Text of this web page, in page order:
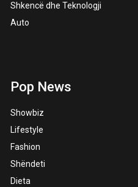
Shkencë dhe Teknologji
Auto
Pop News
Showbiz
Lifestyle
Fashion
Shëndeti
Dieta